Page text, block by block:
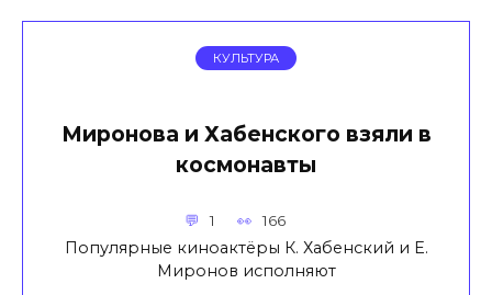
КУЛЬТУРА
Миронова и Хабенского взяли в
космонавты
1 166
Популярные киноактёры К. Хабенский и Е.
Миронов исполняют